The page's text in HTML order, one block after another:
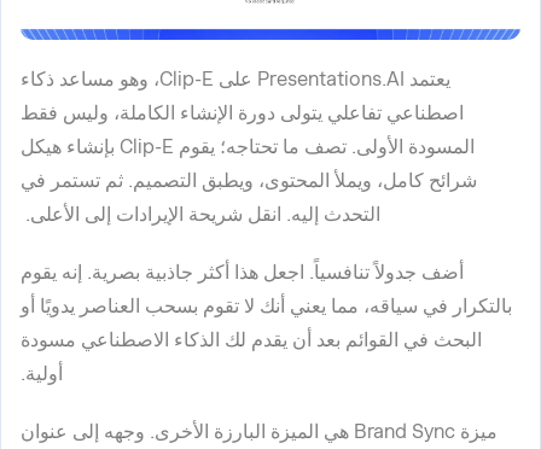
يعتمد Presentations.AI على Clip-E، وهو مساعد ذكاء
اصطناعي تفاعلي يتولى دورة الإنشاء الكاملة، وليس فقط
المسودة الأولى. تصف ما تحتاجه؛ يقوم Clip-E بإنشاء هيكل
شرائح كامل، ويملأ المحتوى، ويطبق التصميم. ثم تستمر في
التحدث إليه. انقل شريحة الإيرادات إلى الأعلى.
أضف جدولاً تنافسياً. اجعل هذا أكثر جاذبية بصرية. إنه يقوم
بالتكرار في سياقه، مما يعني أنك لا تقوم بسحب العناصر يدويًا أو
البحث في القوائم بعد أن يقدم لك الذكاء الاصطناعي مسودة
أولية.
ميزة Brand Sync هي الميزة البارزة الأخرى. وجهه إلى عنوان